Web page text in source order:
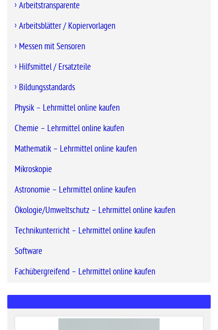
Arbeitstransparente
Arbeitsblätter / Kopiervorlagen
Messen mit Sensoren
Hilfsmittel / Ersatzteile
Bildungsstandards
Physik – Lehrmittel online kaufen
Chemie – Lehrmittel online kaufen
Mathematik – Lehrmittel online kaufen
Mikroskopie
Astronomie – Lehrmittel online kaufen
Ökologie/Umweltschutz – Lehrmittel online kaufen
Technikunterricht – Lehrmittel online kaufen
Software
Fachübergreifend – Lehrmittel online kaufen